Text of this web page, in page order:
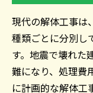
現代の解体工事は
種類ごとに分別し
す。地震で壊れた
難になり、処理費
に計画的な解体工